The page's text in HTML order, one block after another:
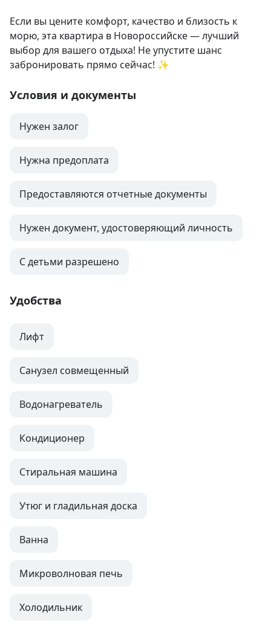
Если вы цените комфорт, качество и близость к
морю, эта квартира в Новороссийске — лучший
выбор для вашего отдыха! Не упустите шанс
забронировать прямо сейчас! ✨
Условия и документы
Нужен залог
Нужна предоплата
Предоставляются отчетные документы
Нужен документ, удостоверяющий личность
С детьми разрешено
Удобства
Лифт
Санузел совмещенный
Водонагреватель
Кондиционер
Стиральная машина
Утюг и гладильная доска
Ванна
Микроволновая печь
Холодильник